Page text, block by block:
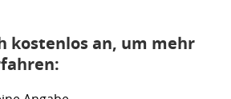
kostenlos an, um mehr